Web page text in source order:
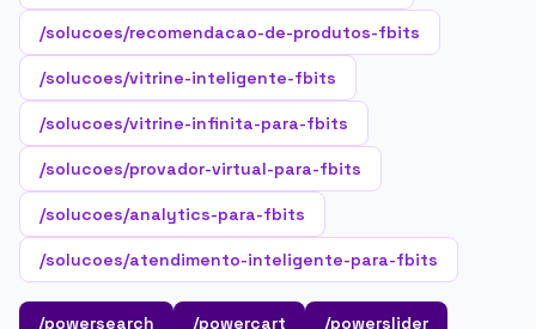
/solucoes/recomendacao-de-produtos-fbits
/solucoes/vitrine-inteligente-fbits
/solucoes/vitrine-infinita-para-fbits
/solucoes/provador-virtual-para-fbits
/solucoes/analytics-para-fbits
/solucoes/atendimento-inteligente-para-fbits
/powersearch /powercart /powerslider